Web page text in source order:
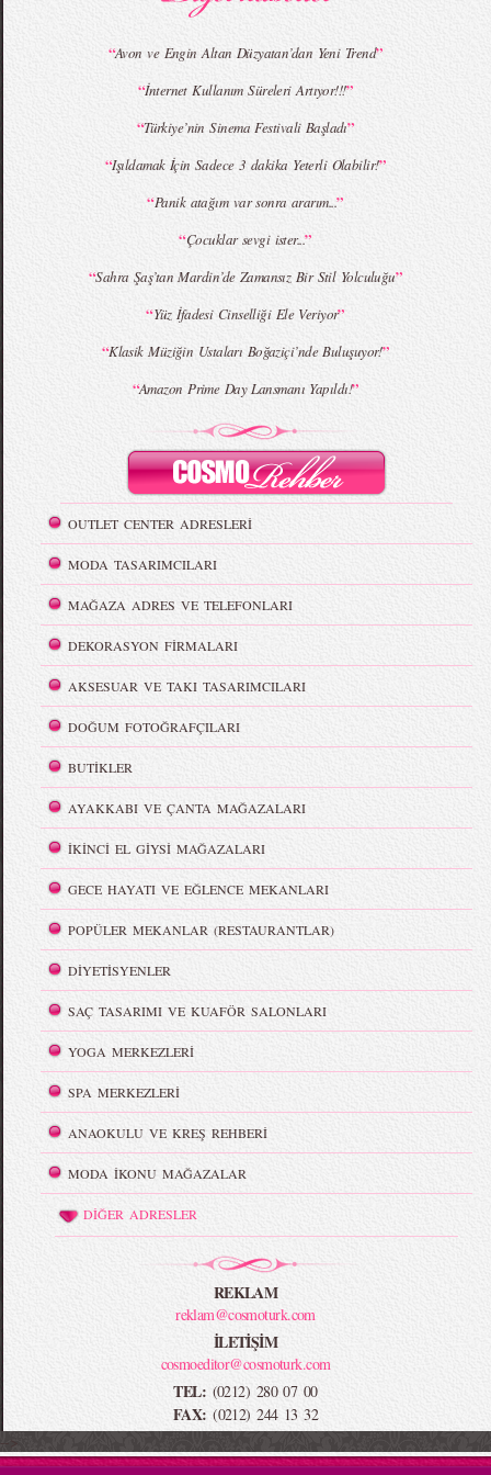
MBFWI - Giray Sepin 2015 Yaz Koleksiyonu MBFWI - Burçe Bekrek 2015 Yaz Koleksiyonu
“Avon ve Engin Altan Düzyatan’dan Yeni Trend”
“İnternet Kullanım Süreleri Artıyor!!!”
“Türkiye’nin Sinema Festivali Başladı”
“Işıldamak İçin Sadece 3 dakika Yeterli Olabilir!”
“Panik atağım var sonra ararım...”
“Çocuklar sevgi ister...”
“Sahra Şaş’tan Mardin’de Zamansız Bir Stil Yolculuğu”
“Yüz İfadesi Cinselliği Ele Veriyor”
“Klasik Müziğin Ustaları Boğaziçi’nde Buluşuyor!”
“Amazon Prime Day Lansmanı Yapıldı!”
OUTLET CENTER ADRESLERİ
MODA TASARIMCILARI
MAĞAZA ADRES VE TELEFONLARI
DEKORASYON FİRMALARI
AKSESUAR VE TAKI TASARIMCILARI
DOĞUM FOTOĞRAFÇILARI
BUTİKLER
AYAKKABI VE ÇANTA MAĞAZALARI
İKİNCİ EL GİYSİ MAĞAZALARI
GECE HAYATI VE EĞLENCE MEKANLARI
POPÜLER MEKANLAR (RESTAURANTLAR)
DİYETİSYENLER
SAÇ TASARIMI VE KUAFÖR SALONLARI
YOGA MERKEZLERİ
SPA MERKEZLERİ
ANAOKULU VE KREŞ REHBERİ
MODA İKONU MAĞAZALAR
DİĞER ADRESLER
REKLAM
reklam@cosmoturk.com
İLETİŞİM
cosmoeditor@cosmoturk.com
TEL: (0212) 280 07 00
FAX: (0212) 244 13 32
-->